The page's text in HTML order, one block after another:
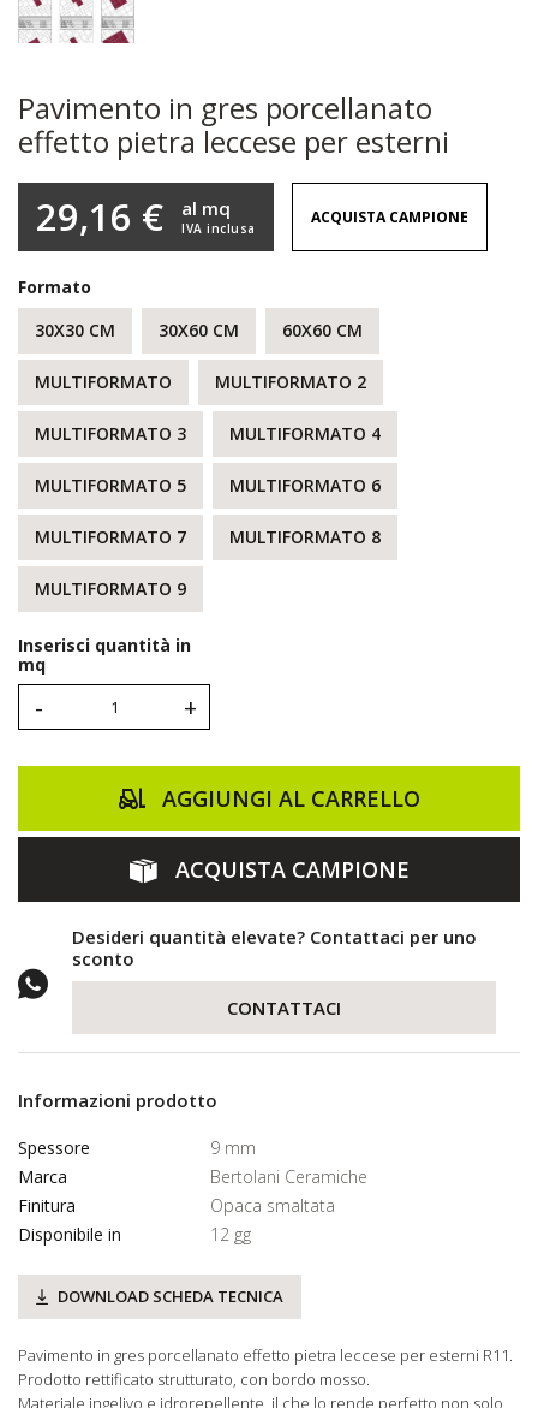
Pavimento in gres porcellanato
effetto pietra leccese per esterni
29,16 € IVA inclusa
al mq ACQUISTA CAMPIONE
Formato
30X30 CM
30X60 CM 60X60 CM
MULTIFORMATO MULTIFORMATO 2
MULTIFORMATO 3 MULTIFORMATO 4
MULTIFORMATO 5 MULTIFORMATO 6
MULTIFORMATO 7 MULTIFORMATO 8
MULTIFORMATO 9
Inserisci quantità in
mq
- +
AGGIUNGI AL CARRELLO
ACQUISTA CAMPIONE
Desideri quantità elevate? Contattaci per uno
sconto
CONTATTACI
Informazioni prodotto
Spessore
9 mm
Marca
Bertolani Ceramiche
Finitura
Opaca smaltata
Disponibile in
12 gg
DOWNLOAD SCHEDA TECNICA
Pavimento in gres porcellanato effetto pietra leccese per esterni R11.
Prodotto rettificato strutturato, con bordo mosso.
Materiale ingelivo e idrorepellente, il che lo rende perfetto non solo